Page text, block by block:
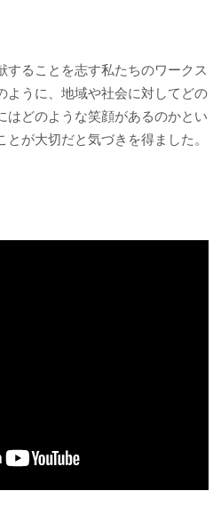
することを志す私たちのワークス
ように、地域や社会に対してどの
はどのような笑顔があるのかとい
が大切だと気づきを得ました。